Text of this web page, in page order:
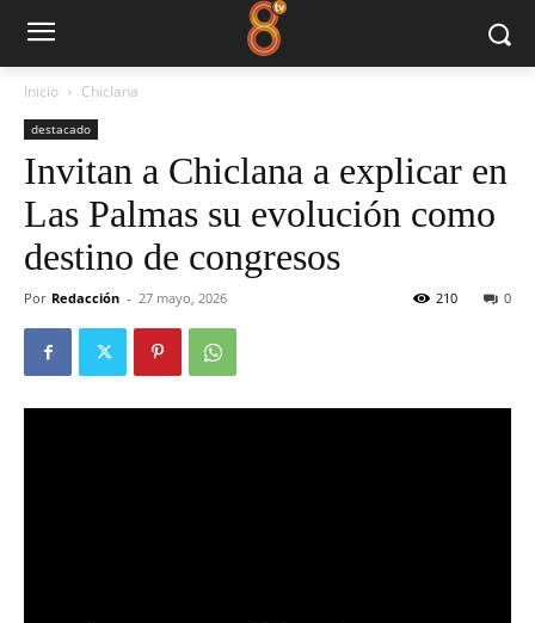
Inicio Chiclana
destacado
Invitan a Chiclana a explicar en
Las Palmas su evolución como
destino de congresos
Por Redacción - 27 mayo, 2026 0
210